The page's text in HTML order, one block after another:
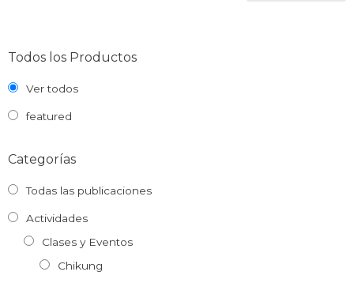
Todos los Productos
Ver todos
featured
Categorías
Todas las publicaciones
Actividades
Clases y Eventos
Chikung